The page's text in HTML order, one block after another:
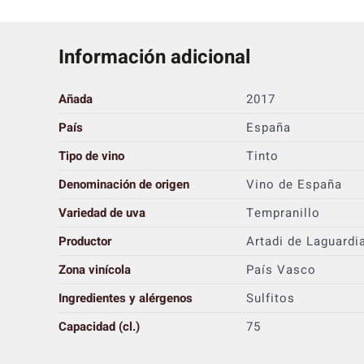
Información adicional
Añada
2017
País
España
Tipo de vino
Tinto
Denominación de origen
Vino de España
Variedad de uva
Tempranillo
Productor
Artadi de
Zona vinícola
País Vasco
Ingredientes y alérgenos
Sulfitos
Capacidad (cl.)
75